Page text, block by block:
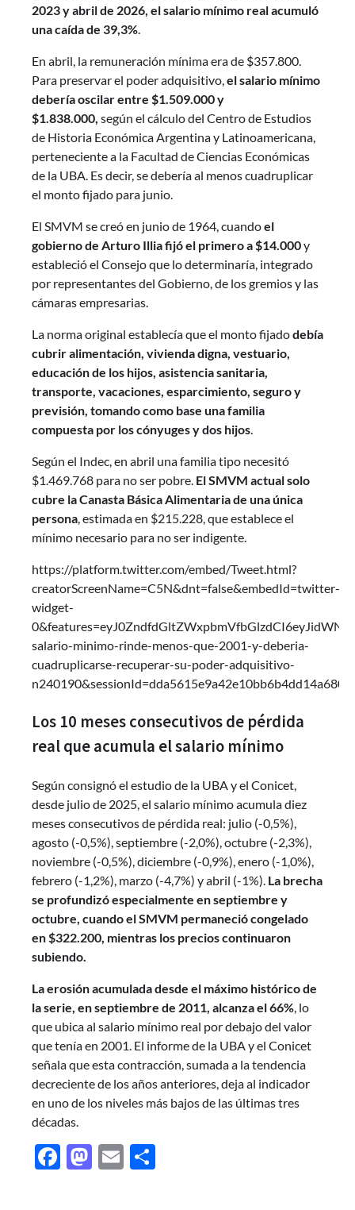
2023 y abril de 2026, el salario mínimo real acumuló
una caída de 39,3%.
En abril, la remuneración mínima era de $357.800.
Para preservar el poder adquisitivo,el salario mínimo
debería oscilar entre $1.509.000 y
$1.838.000, según el cálculo del Centro de Estudios
de Historia Económica Argentina y Latinoamericana,
perteneciente a la Facultad de Ciencias Económicas
de la UBA. Es decir, se debería al menos cuadruplicar
el monto fijado para junio.
El SMVM se creó en junio de 1964, cuandoel
gobierno de Arturo Illia fijó el primero a $14.000y
estableció el Consejo que lo determinaría, integrado
por representantes del Gobierno, de los gremios y las
cámaras empresarias.
La norma original establecía que el monto fijadodebía
cubrir alimentación, vivienda digna, vestuario,
educación de los hijos, asistencia sanitaria,
transporte, vacaciones, esparcimiento, seguro y
previsión, tomando como base una familia
compuesta por los cónyuges y dos hijos.
Según el Indec, en abril una familia tipo necesitó
$1.469.768 para no ser pobre. El SMVM actual solo
cubre la Canasta Básica Alimentaria de una única
persona, estimada en $215.228, que establece el
mínimo necesario para no ser indigente.
https://platform.twitter.com/embed/Tweet.html?
creatorScreenName=C5N&dnt=false&embedId=twitter-
widget-
salario-minimo-rinde-menos-que-2001-y-deberia-
cuadruplicarse-recuperar-su-poder-adquisitivo-
Los 10 meses consecutivos de pérdida
real que acumula el salario mínimo
Según consignó el estudio de la UBA y el Conicet,
desde julio de 2025, el salario mínimo acumula diez
meses consecutivos de pérdida real: julio (-0,5%),
agosto (-0,5%), septiembre (-2,0%), octubre (-2,3%),
noviembre (-0,5%), diciembre (-0,9%), enero (-1,0%),
febrero (-1,2%), marzo (-4,7%) y abril (-1%). La brecha
se profundizó especialmente en septiembre y
octubre, cuando el SMVM permaneció congelado
en $322.200, mientras los precios continuaron
subiendo.
La erosión acumulada desde el máximo histórico de
la serie, en septiembre de 2011, alcanza el66%, lo
que ubica al salario mínimo real por debajo del valor
que tenía en 2001. El informe de la UBA y el Conicet
señala que esta contracción, sumada a la tendencia
decreciente de los años anteriores, deja al indicador
en uno de los niveles más bajos de las últimas tres
décadas.
Facebook
Mastodon
Email